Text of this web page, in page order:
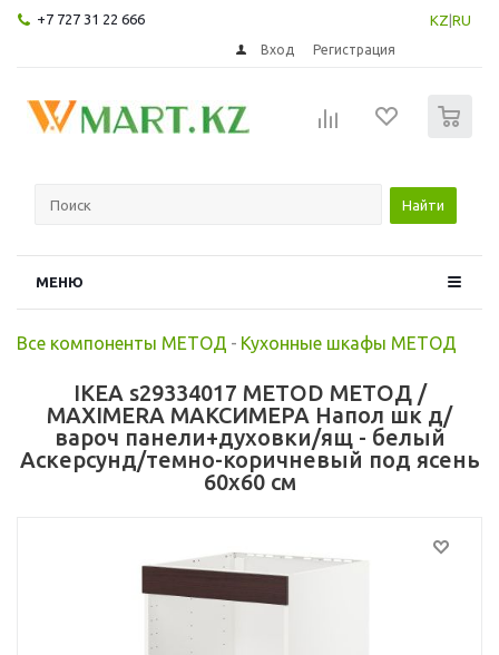
+7 727 31 22 666 KZ RU
Вход Регистрация
Найти
МЕНЮ
Все компоненты МЕТОД - Кухонные шкафы МЕТОД
IKEA s29334017 METOD МЕТОД /
MAXIMERA МАКСИМЕРА Напол шк д/
вароч панели+духовки/ящ - белый
Аскерсунд/темно-коричневый под ясень
60x60 см